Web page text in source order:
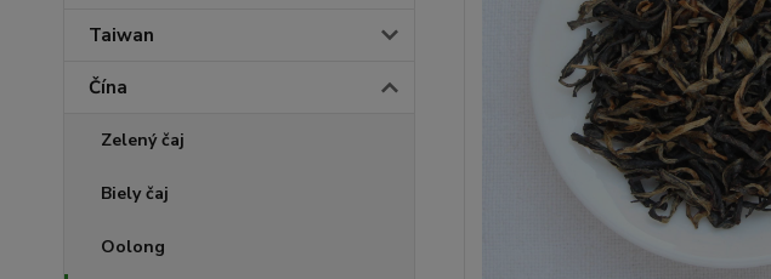
Taiwan
Čína
Zelený čaj
Biely čaj
Oolong